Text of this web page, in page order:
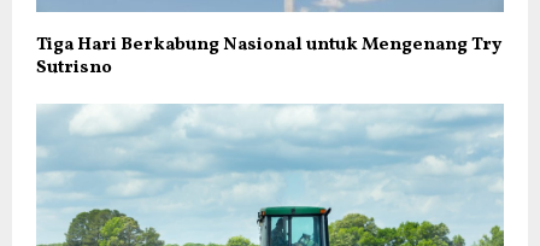
Tiga Hari Berkabung Nasional untuk Mengenang Try
Sutrisno